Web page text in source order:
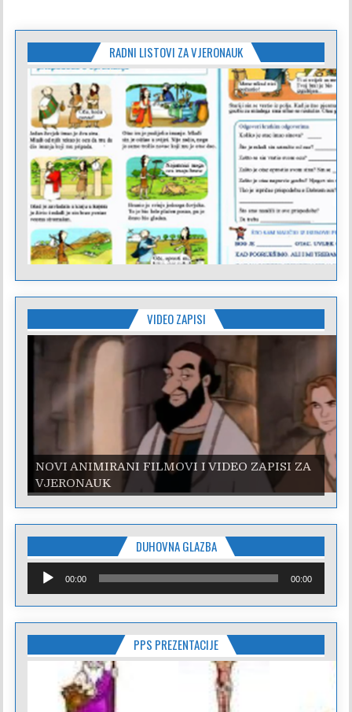
RADNI LISTOVI ZA VJERONAUK
VIDEO ZAPISI
NOVI ANIMIRANI FILMOVI I VIDEO ZAPISI ZA
VJERONAUK
DUHOVNA GLAZBA
Reproduktor
audiozapisa
00:00 00:00
PPS PREZENTACIJE